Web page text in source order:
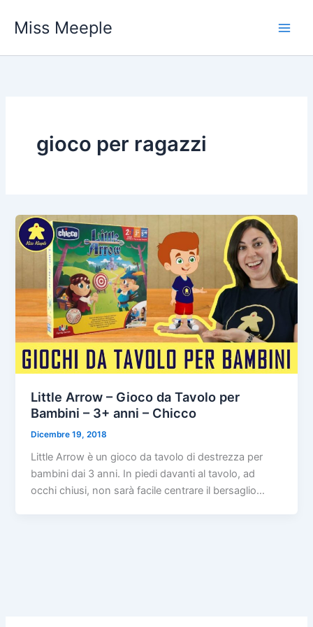
Miss Meeple
gioco per ragazzi
Little Arrow – Gioco da Tavolo per
Bambini – 3+ anni – Chicco
Dicembre 19, 2018
Little Arrow è un gioco da tavolo di destrezza per
bambini dai 3 anni. In piedi davanti al tavolo, ad
occhi chiusi, non sarà facile centrare il bersaglio…